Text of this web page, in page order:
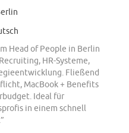
Head of People in Berlin
HR-Systeme,
Fließend
MacBook + Benefits
Ideal für
in einem schnell